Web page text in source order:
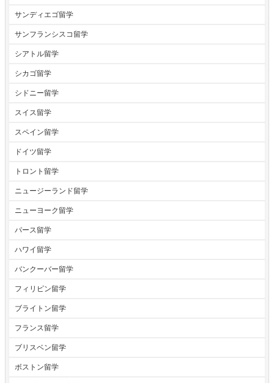
サンディエゴ留学
サンフランシスコ留学
シアトル留学
シカゴ留学
シドニー留学
スイス留学
スペイン留学
ドイツ留学
トロント留学
ニュージーランド留学
ニューヨーク留学
パース留学
ハワイ留学
バンクーバー留学
フィリピン留学
ブライトン留学
フランス留学
ブリスベン留学
ボストン留学